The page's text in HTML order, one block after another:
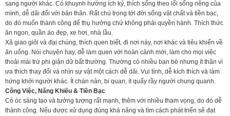
sang người khác. Có khuynh hướng ích kỷ, thích sống theo lối sống riêng của
mình, dễ dãi đối với bản thân. Rất chú trọng tới đời sống vật chất và tiền bạc,
do đó muốn thành công để thụ hưởng chứ không phải quyền hành. Thích thức
ăn ngon, quần áo đẹp, xe hơi, nhà lầu.
Xã giao giỏi và đại chúng, thích quen biết, đi nơi này, nơi khác và tiêu khiển về
ăn uống. Nói chuyện hay, dễ làm quen với hoàn cảnh mới, làm cho mọi việc
thoải mái trừ phi giận dữ bất thường. Thường có nhiều bạn bè nhưng ít thân vì
ưa thích thay đổi và nhìn sự vật một cách dễ dãi. Vui tính, dễ kích thích và làm
hứng khởi người khác. Ít chán nản, bi quan, ít quấy rầy người chung quanh.
Công Việc, Năng Khiếu & Tiền Bạc
Có óc sáng tạo và tưởng tượng rất mạnh, thêm với nhiều tham vọng, do đó dễ
thành công. Nếu được xử dụng đúng khả năng và tìm cách phát triển sẽ đạt